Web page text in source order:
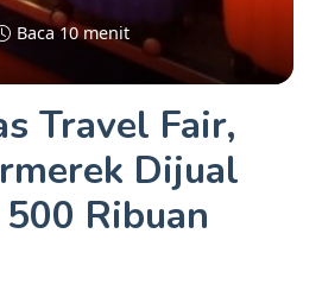
Baca 10 menit
Travel Fair,
Dijual
Ribuan